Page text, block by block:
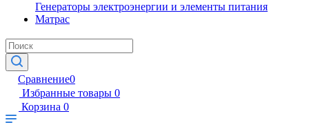
Генераторы электроэнергии и элементы питания
Матрас
Сравнение0
Избранные товары 0
Корзина 0